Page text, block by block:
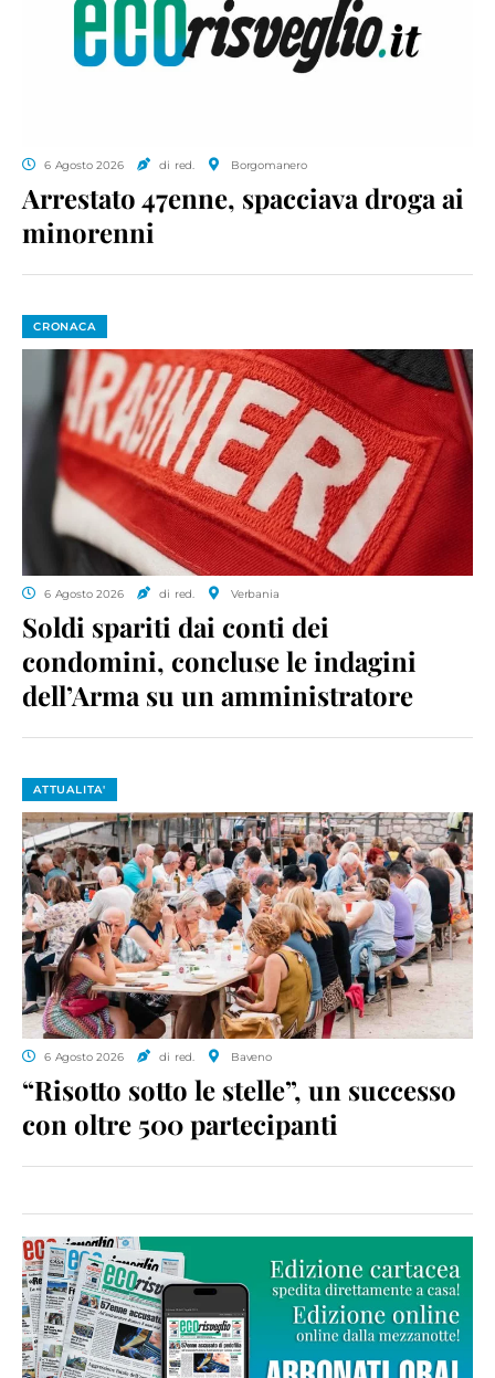
6 Agosto 2026 di red. Borgomanero
Arrestato 47enne, spacciava droga ai
minorenni
CRONACA
6 Agosto 2026 di red. Verbania
Soldi spariti dai conti dei
condomini, concluse le indagini
dell’Arma su un amministratore
ATTUALITA'
6 Agosto 2026 di red. Baveno
“Risotto sotto le stelle”, un successo
con oltre 500 partecipanti